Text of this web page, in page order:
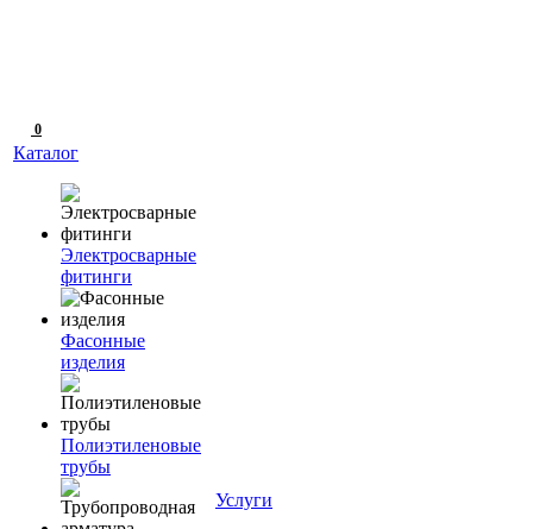
0
Каталог
Электросварные
фитинги
Фасонные
изделия
Полиэтиленовые
трубы
Услуги